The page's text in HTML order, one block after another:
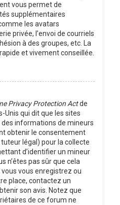
vous permet de
supplémentaires
les avatars
privée, l’envoi de courriels
à des groupes, etc. La
et vivement conseillée.
Privacy Protection Actde
Unis qui dit que les sites
informations de mineurs
obtenir le consentement
légal) pour la collecte
d’identifier un mineur
n’êtes pas sûr que cela
vous vous enregistrez ou
place, contactez un
son avis. Notez que
de ce forum ne